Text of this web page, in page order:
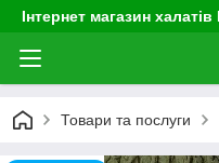
Інтернет магазин
Товари та послуги